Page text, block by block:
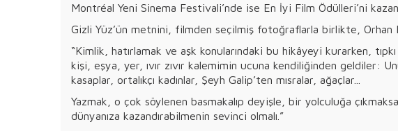
Montréal Yeni Sinema Festivali’nde ise En İyi Film Ödülleri’ni
Gizli Yüz’ün metnini, filmden seçilmiş fotoğraflarla birlikte, Orhan
“Kimlik, hatırlamak ve aşk konularındaki bu hikâyeyi kurarken,
kişi, eşya, yer, ıvır zıvır kalemimin ucuna kendiliğinden geldiler:
kasaplar, ortalıkçı kadınlar, Şeyh Galip’ten mısralar, ağaçlar...
Yazmak, o çok söylenen basmakalıp deyişle, bir yolculuğa
dünyanıza kazandırabilmenin sevinci olmalı.”